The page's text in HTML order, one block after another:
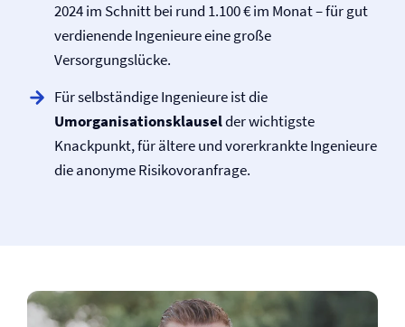
2024 im Schnitt bei rund 1.100 € im Monat – für gut
verdienende Ingenieure eine große
Versorgungslücke.
Für selbständige Ingenieure ist die
Umorganisationsklauselder wichtigste
Knackpunkt, für ältere und vorerkrankte Ingenieure
die anonyme Risikovoranfrage.